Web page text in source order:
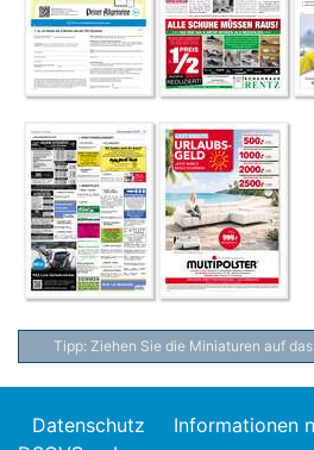
Tipp: Ziehen Sie die Miniaturen auf
Datenschutz
Informationen